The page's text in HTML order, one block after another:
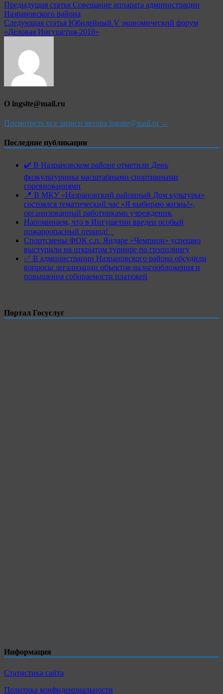
Предыдущая статья Совещание аппарата администрации
Назрановского района
Следующая статья Юбилейный V экономический форум
«Деловая Ингушетия-2018»
О ingsite@mail.ru
Посмотреть все записи автора ingsite@mail.ru →
Последние публикации
✔️ В Назрановском районе отметили День
физкультурника масштабными спортивными
соревнованиями
📍 В МКУ «Назрановский районный Дом культуры»
состоялся тематический час «Я выбираю жизнь!»,
организованный работниками учреждения.
Напоминаем, что в Ингушетии введен особый
пожароопасный период!⁣⁣⠀
Спортсмены ФОК с.п. Яндаре «Чемпион» успешно
выступили на открытом турнире по грэпплингу
✅ В администрации Назрановского района обсудили
вопросы легализации объектов налогообложения и
повышения собираемости платежей
Портал Госуслуг
Информация
Статистика сайта
Политика конфиденциальности